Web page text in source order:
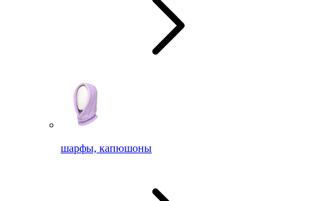
шарфы, капюшоны